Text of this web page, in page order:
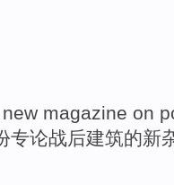
new magazine on
专论战后建筑的新